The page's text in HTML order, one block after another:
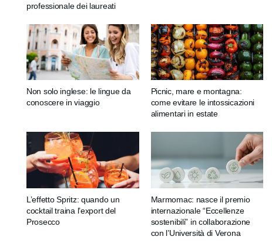
professionale dei laureati
Non solo inglese: le lingue da
conoscere in viaggio
Picnic, mare e montagna:
come evitare le intossicazioni
alimentari in estate
L’effetto Spritz: quando un
cocktail traina l’export del
Prosecco
Marmomac: nasce il premio
internazionale “Eccellenze
sostenibili” in collaborazione
con l’Università di Verona